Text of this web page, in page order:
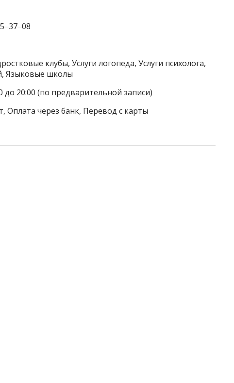
клубы, Услуги логопеда, Услуги психолога,
Языковые школы
20:00 (по предварительной записи)
Оплата через банк, Перевод с карты